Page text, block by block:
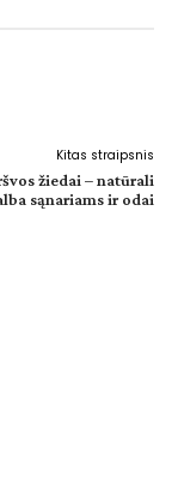
Kitas straipsnis
žiedai – natūrali
sąnariams ir odai